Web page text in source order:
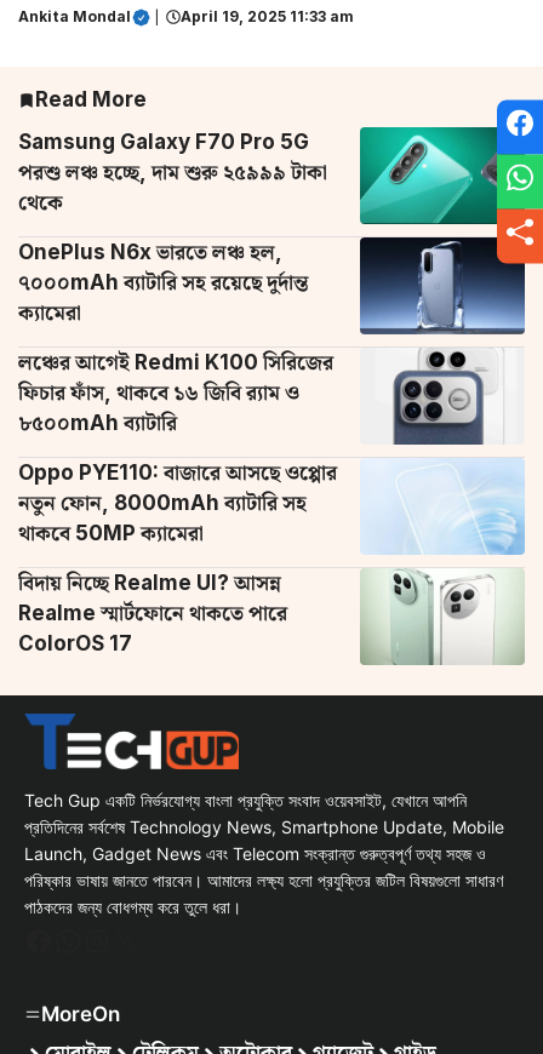
Ankita Mondal April 19, 2025 11:33 am
Read More
Samsung Galaxy F70 Pro 5G
পরশু লঞ্চ হচ্ছে, দাম শুরু ২৫৯৯৯ টাকা
থেকে
OnePlus N6x ভারতে লঞ্চ হল,
৭০০০mAh ব্যাটারি সহ রয়েছে দুর্দান্ত
ক্যামেরা
লঞ্চের আগেই Redmi K100 সিরিজের
ফিচার ফাঁস, থাকবে ১৬ জিবি র‌্যাম ও
৮৫০০mAh ব্যাটারি
Oppo PYE110: বাজারে আসছে ওপ্পোর
নতুন ফোন, 8000mAh ব্যাটারি সহ
থাকবে 50MP ক্যামেরা
বিদায় নিচ্ছে Realme UI? আসন্ন
Realme স্মার্টফোনে থাকতে পারে
ColorOS 17
Tech Gup একটি নির্ভরযোগ্য বাংলা প্রযুক্তি সংবাদ ওয়েবসাইট, যেখানে আপনি
প্রতিদিনের সর্বশেষ Technology News, Smartphone Update, Mobile
Launch, Gadget News এবং Telecom সংক্রান্ত গুরুত্বপূর্ণ তথ্য সহজ ও
পরিষ্কার ভাষায় জানতে পারবেন। আমাদের লক্ষ্য হলো প্রযুক্তির জটিল বিষয়গুলো সাধারণ
পাঠকদের জন্য বোধগম্য করে তুলে ধরা।
MoreOn